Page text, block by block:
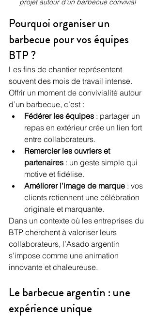
projet autour d’un barbecue convivial
Pourquoi organiser un
barbecue pour vos équipes
BTP ?
Les fins de chantier représentent
souvent des mois de travail intense.
Offrir un moment de convivialité autour
d’un barbecue, c’est :
Fédérer les équipes : partager un
repas en extérieur crée un lien fort
entre collaborateurs.
Remercier les ouvriers et
partenaires : un geste simple qui
motive et fidélise.
Améliorer l’image de marque : vos
clients retiennent une célébration
originale et marquante.
Dans un contexte où les entreprises du
BTP cherchent à valoriser leurs
collaborateurs, l’Asado argentin
s’impose comme une animation
innovante et chaleureuse.
Le barbecue argentin : une
expérience unique